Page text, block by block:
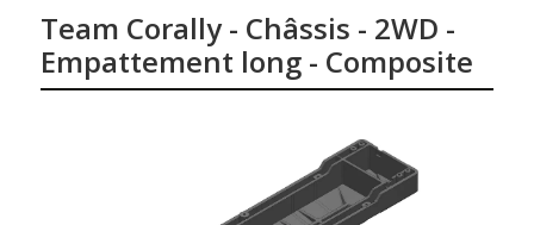
Team Corally - Châssis - 2WD -
Empattement long - Composite